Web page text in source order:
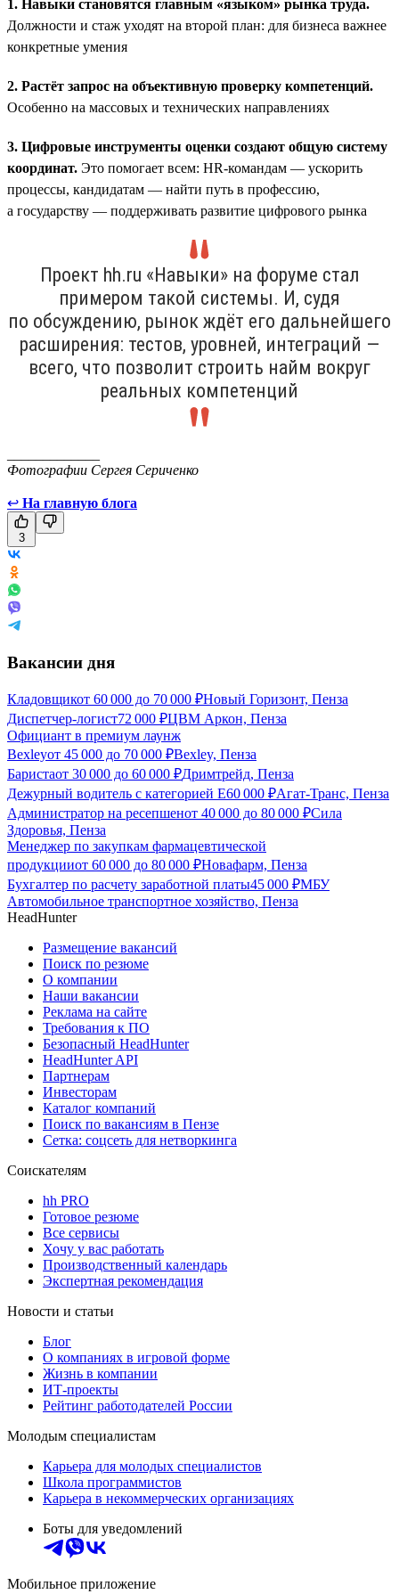
1. Навыки становятся главным «языком» рынка труда.
Должности и стаж уходят на второй план: для бизнеса важнее
конкретные умения
2. Растёт запрос на объективную проверку компетенций.
Особенно на массовых и технических направлениях
3. Цифровые инструменты оценки создают общую систему
координат. Это помогает всем: HR-командам — ускорить
процессы, кандидатам — найти путь в профессию,
а государству — поддерживать развитие цифрового рынка
Проект hh.ru «Навыки» на форуме стал
примером такой системы. И, судя
по обсуждению, рынок ждёт его дальнейшего
расширения: тестов, уровней, интеграций —
всего, что позволит строить найм вокруг
реальных компетенций
Фотографии Сергея Сериченко
↩ На главную блога
3
Вакансии дня
Кладовщикот 60 000 до 70 000 ₽Новый Горизонт, Пенза
Диспетчер-логист72 000 ₽ЦВМ Аркон, Пенза
Официант в премиум лаунж
Bexleyот 45 000 до 70 000 ₽Bexley, Пенза
Баристаот 30 000 до 60 000 ₽Дримтрейд, Пенза
Дежурный водитель с категорией Е60 000 ₽Агат-Транс, Пенза
Администратор на ресепшенот 40 000 до 80 000 ₽Сила
Здоровья, Пенза
Менеджер по закупкам фармацевтической
продукцииот 60 000 до 80 000 ₽Новафарм, Пенза
Бухгалтер по расчету заработной платы45 000 ₽МБУ
Автомобильное транспортное хозяйство, Пенза
HeadHunter
Размещение вакансий
Поиск по резюме
О компании
Наши вакансии
Реклама на сайте
Требования к ПО
Безопасный HeadHunter
HeadHunter API
Партнерам
Инвесторам
Каталог компаний
Поиск по вакансиям в Пензе
Сетка: соцсеть для нетворкинга
Соискателям
hh PRO
Готовое резюме
Все сервисы
Хочу у вас работать
Производственный календарь
Экспертная рекомендация
Новости и статьи
Блог
О компаниях в игровой форме
Жизнь в компании
ИТ-проекты
Рейтинг работодателей России
Молодым специалистам
Карьера для молодых специалистов
Школа программистов
Карьера в некоммерческих организациях
Боты для уведомлений
Мобильное приложение